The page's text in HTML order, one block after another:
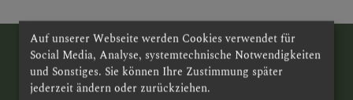
PFARRGRUPPEN
Auf unserer Webseite werden Cookies verwendet für
Social Media, Analyse, systemtechnische Notwendigkeiten
und Sonstiges. Sie können Ihre Zustimmung später
jederzeit ändern oder zurückziehen.